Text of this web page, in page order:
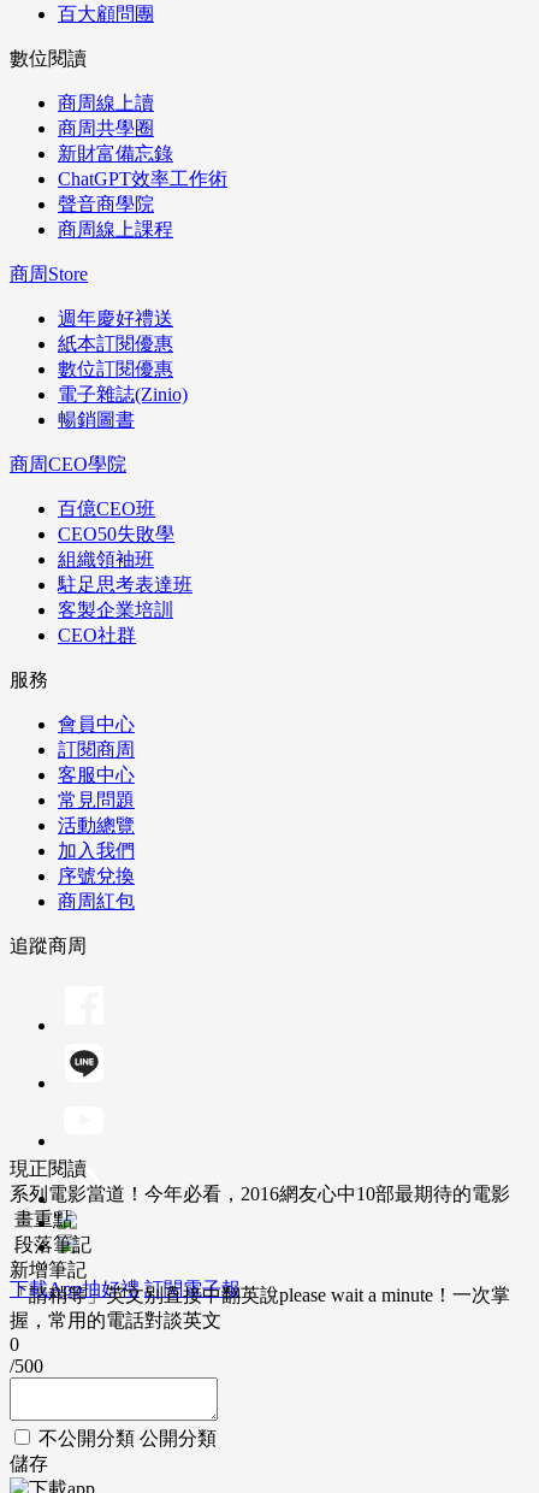
百大顧問團
數位閱讀
商周線上讀
商周共學圈
新財富備忘錄
ChatGPT效率工作術
聲音商學院
商周線上課程
商周Store
週年慶好禮送
紙本訂閱優惠
數位訂閱優惠
電子雜誌(Zinio)
暢銷圖書
商周CEO學院
百億CEO班
CEO50失敗學
組織領袖班
駐足思考表達班
客製企業培訓
CEO社群
服務
會員中心
訂閱商周
客服中心
常見問題
活動總覽
加入我們
序號兌換
商周紅包
追蹤商周
下載App抽好禮 訂閱電子報
現正閱讀
系列電影當道！今年必看，2016網友心中10部最期待的電影
畫重點
段落筆記
新增筆記
「請稍等」英文別直接中翻英說please wait a minute！一次掌
握，常用的電話對談英文
0
/500
不公開分類 公開分類
儲存